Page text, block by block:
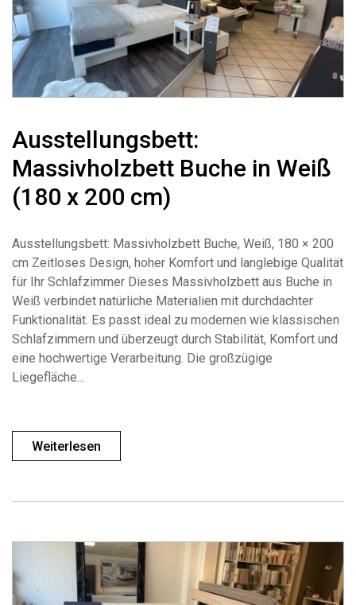
Ausstellungsbett:
Massivholzbett Buche in Weiß
(180 x 200 cm)
Ausstellungsbett: Massivholzbett Buche, Weiß, 180 × 200
cm Zeitloses Design, hoher Komfort und langlebige Qualität
für Ihr Schlafzimmer Dieses Massivholzbett aus Buche in
Weiß verbindet natürliche Materialien mit durchdachter
Funktionalität. Es passt ideal zu modernen wie klassischen
Schlafzimmern und überzeugt durch Stabilität, Komfort und
eine hochwertige Verarbeitung. Die großzügige
Liegefläche…
Weiterlesen